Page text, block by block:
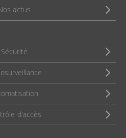
actus
Sécurité
d'accès